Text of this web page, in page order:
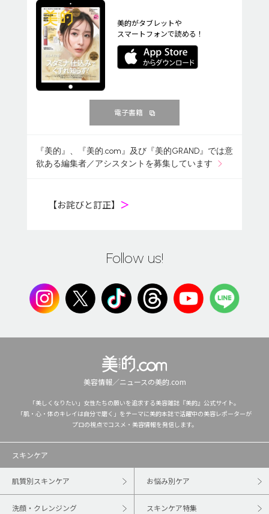
美的がタブレットや
スマートフォンで読める！
電子書籍
『美的』、『美的.com』及び『美的GRAND』では意
欲ある編集者／アシスタントを募集しています
【お詫びと訂正】 ＞
Follow us!
美容情報／ニュースの美的.com
「美しくなりたい」女性たちの願いを追求する美容雑誌『美的』公式サイト。
「肌・心・体のキレイは自分で磨く」をテーマに美的本誌で活躍中の美容レポーターが
プロの視点でコスメ・美容情報を発信します。
スキンケア
肌質別スキンケア お悩み別ケア
洗顔・クレンジング スキンケア特集